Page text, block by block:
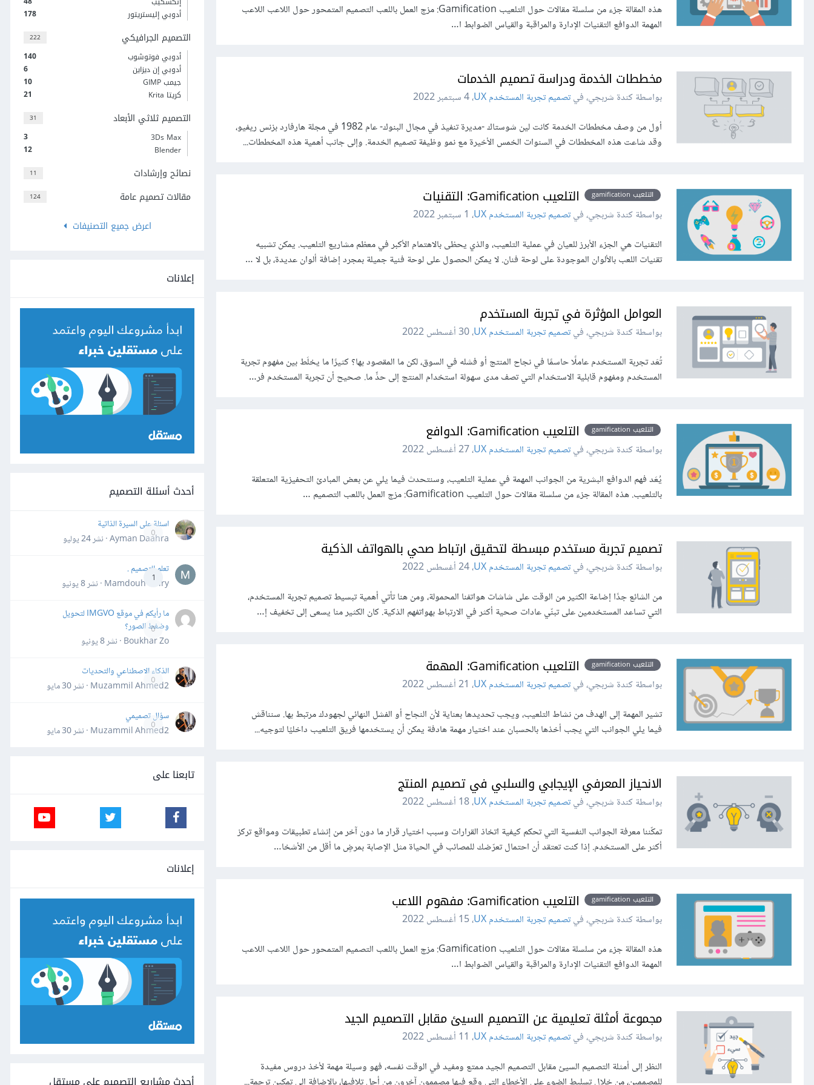
هذه المقالة جزء من سلسلة مقالات حول التلعيب Gamification: مزج العمل باللعب التصميم المتمحور حول اللاعب اللاعب
المهمة الدوافع التقنيات الإدارة والمراقبة والقياس الضوابط ا…
مخططات الخدمة ودراسة تصميم الخدمات
بواسطة كندة شربجي، فيتصميم تجربة المستخدم UX ،4 سبتمبر 2022
أول من وصف مخططات الخدمة كانت لين شوستاك -مديرة تنفيذ في مجال البنوك- عام 1982 في مجلة هارفارد بزنس ريفيو،
وقد شاعت هذه المخططات في السنوات الخمس الأخيرة مع نمو وظيفة تصميم الخدمة. وإلى جانب أهمية هذه المخططات...
التلعيب gamification التلعيب Gamification: التقنيات
بواسطة كندة شربجي، فيتصميم تجربة المستخدم UX ، 1 سبتمبر 2022
التقنيات هي الجزء الأبرز للعيان في عملية التلعيب، والذي يحظى بالاهتمام الأكبر في معظم مشاريع التلعيب. يمكن تشبيه
تقنيات اللعب بالألوان الموجودة على لوحة فنان. لا يمكن الحصول على لوحة فنية جميلة بمجرد إضافة ألوان عديدة، بل لا …
العوامل المؤثرة في تجربة المستخدم
بواسطة كندة شربجي، فيتصميم تجربة المستخدم UX ،30 أغسطس 2022
تُعَد تجربة المستخدم عاملًا حاسمًا في نجاح المنتج أو فشله في السوق، لكن ما المقصود بها؟ كثيرًا ما يخلَط بين مفهوم تجربة
المستخدم ومفهوم قابلية الاستخدام التي تصف مدى سهولة استخدام المنتج إلى حدٍّ ما. صحيح أن تجربة المستخدم فر…
التلعيب gamification التلعيب Gamification: الدوافع
بواسطة كندة شربجي، فيتصميم تجربة المستخدم UX ،27 أغسطس 2022
يُعَد فهم الدوافع البشرية من الجوانب المهمة في عملية التلعيب، وسنتحدث فيما يلي عن بعض المبادئ التحفيزية المتعلقة
بالتلعيب. هذه المقالة جزء من سلسلة مقالات حول التلعيب Gamification: مزج العمل باللعب التصميم …
تصميم تجربة مستخدم مبسطة لتحقيق ارتباط صحي بالهواتف الذكية
بواسطة كندة شربجي، فيتصميم تجربة المستخدم UX ،24 أغسطس 2022
من الشائع جدًا إضاعة الكثير من الوقت على شاشات هواتفنا المحمولة، ومن هنا تأتي أهمية تبسيط تصميم تجربة المستخدم،
التي تساعد المستخدمين على تبنّي عادات صحية أكثر في الارتباط بهواتفهم الذكية. كان الكثير منا يسعى إلى تخفيف إ…
التلعيب gamification التلعيب Gamification: المهمة
بواسطة كندة شربجي، فيتصميم تجربة المستخدم UX ، 21 أغسطس 2022
تشير المهمة إلى الهدف من نشاط التلعيب، ويجب تحديدها بعناية لأن النجاح أو الفشل النهائي لجهودك مرتبط بها. سنناقش
فيما يلي الجوانب التي يجب أخذها بالحسبان عند اختيار مهمة هادفة يمكن أن يستخدمها فريق التلعيب داخليًا لتوجيه...
الانحياز المعرفي الإيجابي والسلبي في تصميم المنتج
بواسطة كندة شربجي، فيتصميم تجربة المستخدم UX ،18 أغسطس 2022
تمكّننا معرفة الجوانب النفسية التي تحكم كيفية اتخاذ القرارات وسبب اختيار قرار ما دون آخر من إنشاء تطبيقات ومواقع تركز
أكثر على المستخدم. إذا كنت تعتقد أن احتمال تعرّضك للمصائب في الحياة مثل الإصابة بمرضٍ ما أقل من الأشخا…
التلعيب gamification التلعيب Gamification: مفهوم اللاعب
بواسطة كندة شربجي، فيتصميم تجربة المستخدم UX ،15 أغسطس 2022
هذه المقالة جزء من سلسلة مقالات حول التلعيب Gamification: مزج العمل باللعب التصميم المتمحور حول اللاعب اللاعب
المهمة الدوافع التقنيات الإدارة والمراقبة والقياس الضوابط ا…
مجموعة أمثلة تعليمية عن التصميم السيئ مقابل التصميم الجيد
بواسطة كندة شربجي، فيتصميم تجربة المستخدم UX ، 11 أغسطس 2022
النظر إلى أمثلة التصميم السيئ مقابل التصميم الجيد ممتع ومفيد في الوقت نفسه، فهو وسيلة مهمة لأخذ دروس مفيدة
178
أدوبي إليستريتور
222 التصميم الجرافيكي
140
أدوبي فوتوشوب
6
أدوبي إن ديزاين
10
جيمب GIMP
21
كريتا Krita
31 التصميم ثلاثي الأبعاد
3
3Ds Max
12
Blender
11 نصائح وإرشادات
124
مقالات تصميم عامة
اعرض جميع التصنيفات
إعلانات
أحدث أسئلة التصميم
0
اسئلة على السيرة الذاتية
Ayman Daahra · نشر
24 يوليو
1
تعلم التصميم .
Mamdouh Khiry · نشر
8 يونيو
0
ما رأيكم في موقع IMGVO لتحويل
وضغط الصور؟
Boukhar Zo · نشر
8 يونيو
0
الذكاء الاصطناعي والتحديات
Muzammil Ahmed2 · نشر
30 مايو
0
سؤال تصميمي
Muzammil Ahmed2 · نشر
30 مايو
تابعنا على
إعلانات